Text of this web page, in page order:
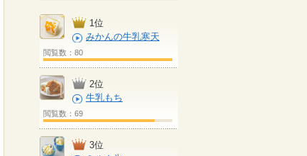
1位
みかんの牛乳寒天
閲覧数：80
2位
牛乳もち
閲覧数：69
3位